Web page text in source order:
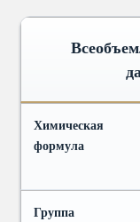
Химическая
формула
Группа